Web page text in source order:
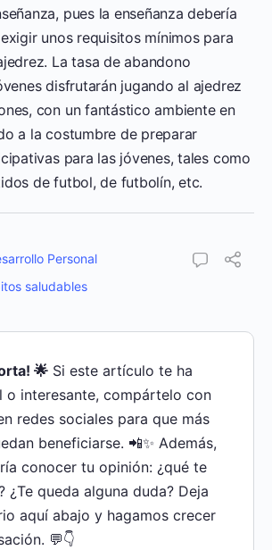
pues la enseñanza debería
unos requisitos mínimos para
La tasa de abandono
disfrutarán jugando al ajedrez
con un fantástico ambiente en
a la costumbre de preparar
para las jóvenes, tales como
de futbol, de futbolín, etc.
Personal
saludables
🌟 Si este artículo te ha
o interesante, compártelo con
redes sociales para que más
beneficiarse. 📲✨ Además,
conocer tu opinión: ¿qué te
¿Te queda alguna duda? Deja
aquí abajo y hagamos crecer
💬👇